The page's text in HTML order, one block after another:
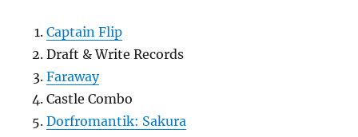
Captain Flip
Draft & Write Records
Faraway
Castle Combo
Dorfromantik: Sakura